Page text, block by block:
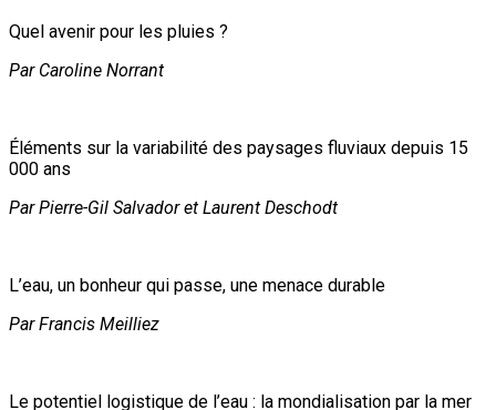
Quel avenir pour les pluies ?
Par Caroline Norrant
Éléments sur la variabilité des paysages fluviaux depuis 15
000 ans
Par Pierre-Gil Salvador et Laurent Deschodt
L’eau, un bonheur qui passe, une menace durable
Par Francis Meilliez
Le potentiel logistique de l’eau : la mondialisation par la mer